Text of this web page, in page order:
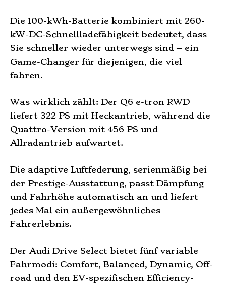
Die 100-kWh-Batterie kombiniert mit 260-
kW-DC-Schnellladefähigkeit bedeutet, dass
Sie schneller wieder unterwegs sind – ein
Game-Changer für diejenigen, die viel
fahren.
Was wirklich zählt: Der Q6 e-tron RWD
liefert 322 PS mit Heckantrieb, während die
Quattro-Version mit 456 PS und
Allradantrieb aufwartet.
Die adaptive Luftfederung, serienmäßig bei
der Prestige-Ausstattung, passt Dämpfung
und Fahrhöhe automatisch an und liefert
jedes Mal ein außergewöhnliches
Fahrerlebnis.
Der Audi Drive Select bietet fünf variable
Fahrmodi: Comfort, Balanced, Dynamic, Off-
road und den EV-spezifischen Efficiency-